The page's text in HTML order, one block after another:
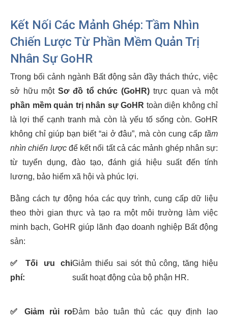
Kết Nối Các Mảnh Ghép: Tầm Nhìn
Chiến Lược Từ Phần Mềm Quản Trị
Nhân Sự GoHR
Trong bối cảnh ngành Bất động sản đầy thách thức, việc
sở hữu mộtSơ đồ tổ chức (GoHR) trực quan và một
phần mềm quản trị nhân sự GoHR toàn diện không chỉ
là lợi thế cạnh tranh mà còn là yếu tố sống còn. GoHR
không chỉ giúp bạn biết “ai ở đâu”, mà còn cung cấp tầm
nhìn chiến lượcđể kết nối tất cả các mảnh ghép nhân sự:
từ tuyển dụng, đào tạo, đánh giá hiệu suất đến tính
lương, bảo hiểm xã hội và phúc lợi.
Bằng cách tự động hóa các quy trình, cung cấp dữ liệu
theo thời gian thực và tạo ra một môi trường làm việc
minh bạch, GoHR giúp lãnh đạo doanh nghiệp Bất động
sản:
✅
Tối ưu chi
phí:
Giảm thiểu sai sót thủ công, tăng hiệu
suất hoạt động của bộ phận HR.
✅ Giảm rủi roĐảm bảo tuân thủ các quy định lao